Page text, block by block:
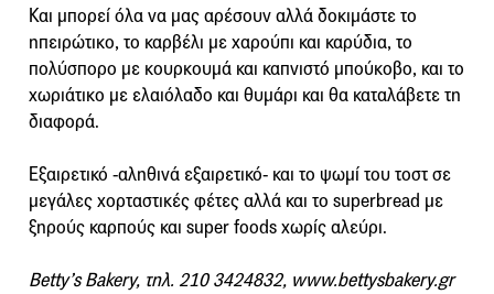
Και μπορεί όλα να μας αρέσουν αλλά δοκιμάστε το
ηπειρώτικο, το καρβέλι με χαρούπι και καρύδια, το
πολύσπορο με κουρκουμά και καπνιστό μπούκοβο, και το
χωριάτικο με ελαιόλαδο και θυμάρι και θα καταλάβετε τη
διαφορά.
Εξαιρετικό -αληθινά εξαιρετικό- και το ψωμί του τοστ σε
μεγάλες χορταστικές φέτες αλλά και το superbread με
ξηρούς καρπούς και super foods χωρίς αλεύρι.
Betty’s Bakery, τηλ. 210 3424832, www.bettysbakery.gr